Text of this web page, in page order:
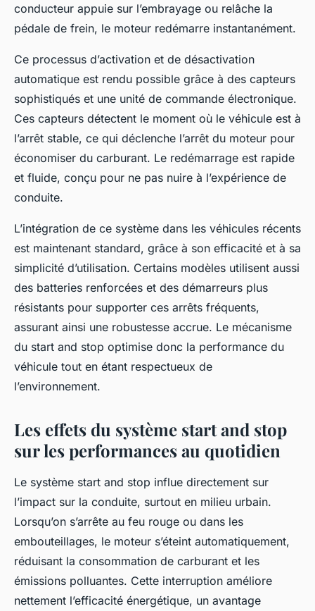
conducteur appuie sur l’embrayage ou relâche la
pédale de frein, le moteur redémarre instantanément.
Ce processus d’activation et de désactivation
automatique est rendu possible grâce à des capteurs
sophistiqués et une unité de commande électronique.
Ces capteurs détectent le moment où le véhicule est à
l’arrêt stable, ce qui déclenche l’arrêt du moteur pour
économiser du carburant. Le redémarrage est rapide
et fluide, conçu pour ne pas nuire à l’expérience de
conduite.
L’intégration de ce système dans les véhicules récents
est maintenant standard, grâce à son efficacité et à sa
simplicité d’utilisation. Certains modèles utilisent aussi
des batteries renforcées et des démarreurs plus
résistants pour supporter ces arrêts fréquents,
assurant ainsi une robustesse accrue. Le mécanisme
du start and stop optimise donc la performance du
véhicule tout en étant respectueux de
l’environnement.
Les effets du système start and stop
sur les performances au quotidien
Le système start and stop influe directement sur
l’impact sur la conduite, surtout en milieu urbain.
Lorsqu’on s’arrête au feu rouge ou dans les
embouteillages, le moteur s’éteint automatiquement,
réduisant la consommation de carburant et les
émissions polluantes. Cette interruption améliore
nettement l’efficacité énergétique, un avantage